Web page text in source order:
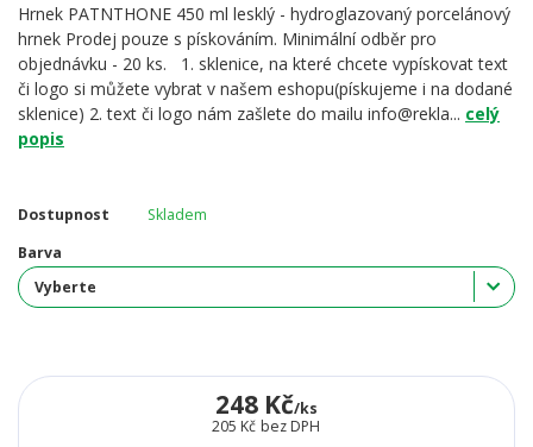
Hrnek PATNTHONE 450 ml lesklý - hydroglazovaný porcelánový
hrnek Prodej pouze s pískováním. Minimální odběr pro
objednávku - 20 ks. 1. sklenice, na které chcete vypískovat text
či logo si můžete vybrat v našem eshopu(pískujeme i na dodané
sklenice) 2. text či logo nám zašlete do mailu info@rekla... celý
popis
Dostupnost
Skladem
Barva
248 Kč/ks
205 Kč bez DPH